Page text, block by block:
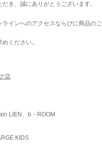
き、誠にありがとうございます。
インへのアクセスならびに商品のご
ください。
店
LIEN、b・ROOM
KIDS